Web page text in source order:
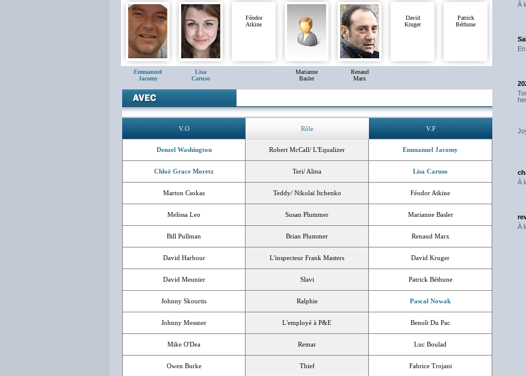
Emmanuel
Jacomy
Lisa
Caruso
Féodor
Atkine
Marianne
Basler
Renaud
Marx
David
Kruger
Patrick
Béthune
V.O Rôle V.F
Denzel Washington Robert McCall/ L'Equalizer Emmanuel Jacomy
Chloë Grace Moretz Teri/ Alina Lisa Caruso
Marton Csokas Teddy/ Nikolaï Itchenko Féodor Atkine
Melissa Leo Susan Plummer Marianne Basler
Bill Pullman Brian Plummer Renaud Marx
David Harbour L'inspecteur Frank Masters David Kruger
David Meunier Slavi Patrick Béthune
Johnny Skourtis Ralphie Pascal Nowak
Johnny Messner L'employé à P&E Benoît Du Pac
Mike O'Dea Remar Luc Boulad
Owen Burke Thief Fabrice Trojani
À
À
À